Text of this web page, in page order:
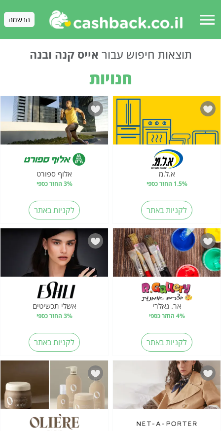
menu הרשמה
תוצאות חיפוש עבור אייס קנה ובנה
חנויות
א.ל.מ
1.5% החזר כספי
לקניות באתר
אלוף ספורט
3% החזר כספי
לקניות באתר
אר. גאלרי
4% החזר כספי
לקניות באתר
אשלי תכשיטים
3% החזר כספי
לקניות באתר